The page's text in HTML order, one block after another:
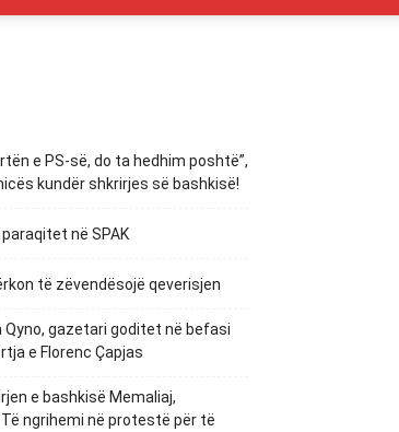
e PS-së, do ta hedhim poshtë”,
kundër shkrirjes së bashkisë!
në SPAK
të zëvendësojë qeverisjen
Qyno, gazetari goditet në befasi
e Florenc Çapjas
e bashkisë Memaliaj,
ngrihemi në protestë për të